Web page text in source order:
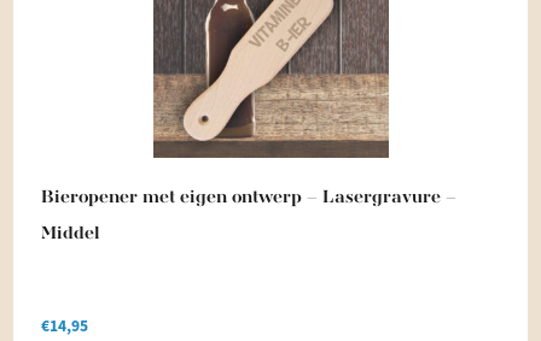
Bieropener met eigen ontwerp – Lasergravure –
Middel
€14,95